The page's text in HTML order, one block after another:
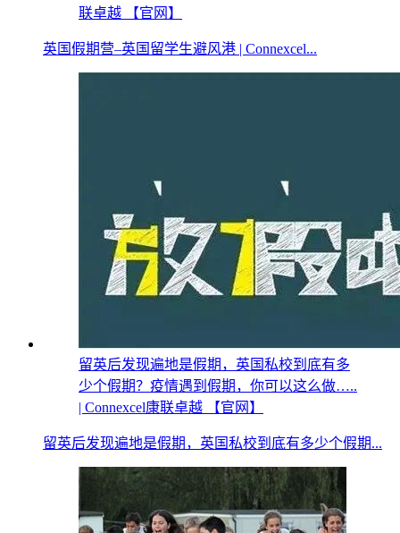
联卓越 【官网】
英国假期营–英国留学生避风港 | Connexcel...
留英后发现遍地是假期，英国私校到底有多
少个假期？疫情遇到假期，你可以这么做…..
| Connexcel康联卓越 【官网】
留英后发现遍地是假期，英国私校到底有多少个假期...